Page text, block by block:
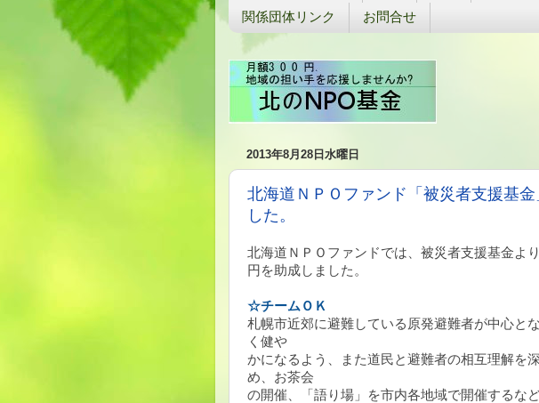
関係団体リンク
お問合せ
2013年8月28日水曜日
北海道ＮＰＯファンド「被災者支援基
した。
北海道ＮＰＯファンドでは、被災者支援基金よ
円を助成しました。
☆チームＯＫ
札幌市近郊に避難している原発避難者が中心と
く健や
かになるよう、また道民と避難者の相互理解を
め、お茶会
の開催、「語り場」を市内各地域で開催するな